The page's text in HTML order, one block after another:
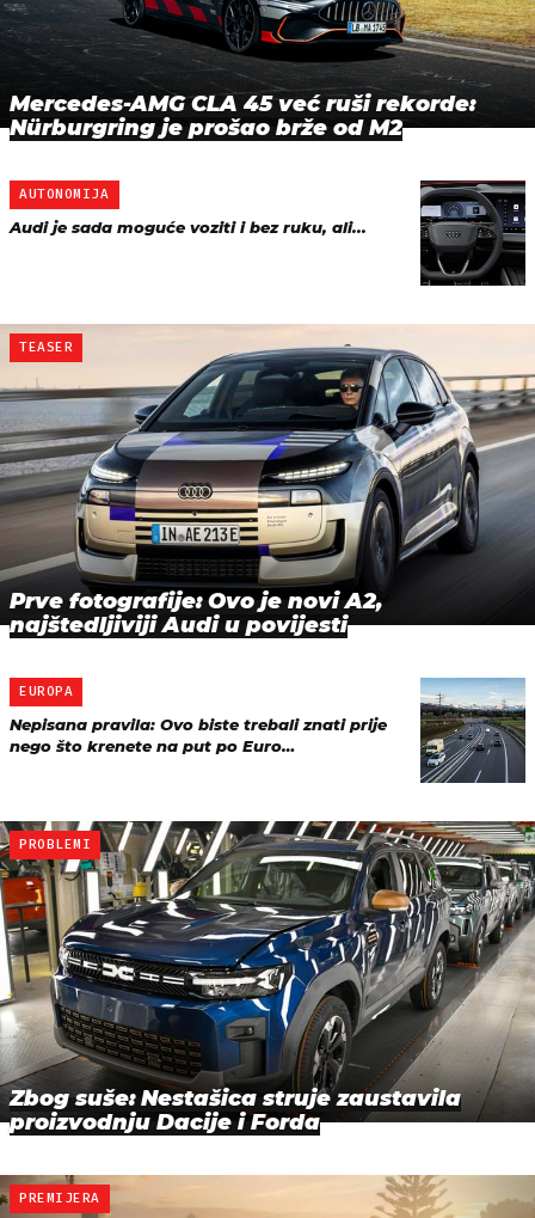
Mercedes-AMG CLA 45 već ruši rekorde:
Nürburgring je prošao brže od M2
AUTONOMIJA
Audi je sada moguće voziti i bez ruku, ali...
TEASER
Prve fotografije: Ovo je novi A2,
najštedljiviji Audi u povijesti
EUROPA
Nepisana pravila: Ovo biste trebali znati prije
nego što krenete na put po Euro…
PROBLEMI
Zbog suše: Nestašica struje zaustavila
proizvodnju Dacije i Forda
PREMIJERA